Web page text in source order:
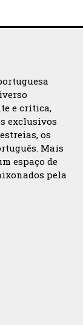
e crítica,
exclusivos
os
Mais
espaço de
pela